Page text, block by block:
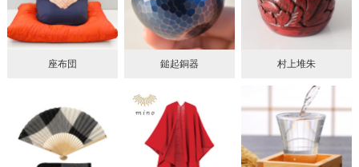
座布団 鎚起銅器 村上堆朱